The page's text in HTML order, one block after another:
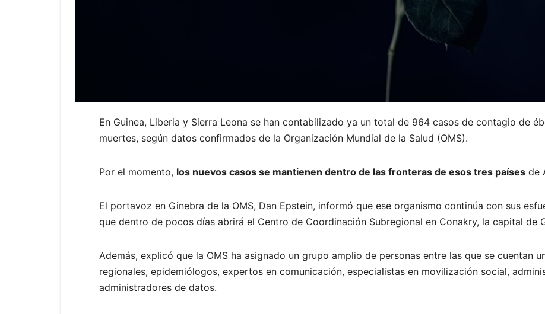
En Guinea, Liberia y Sierra Leona se han contabilizado ya un total de 964 casos de contagio de
muertes, según datos confirmados de la Organización Mundial de la Salud (OMS).
Por el momento, los nuevos casos se mantienen dentro de las fronteras de esos tres países de
El portavoz en Ginebra de la OMS, Dan Epstein, informó que ese organismo continúa con sus
que dentro de pocos días abrirá el Centro de Coordinación Subregional en Conakry, la capital de
Además, explicó que la OMS ha asignado un grupo amplio de personas entre las que se cuentan
regionales, epidemiólogos, expertos en comunicación, especialistas en movilización social,
administradores de datos.